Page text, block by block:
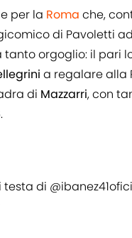
per la Roma che,
di Pavoletti
orgoglio: il pari
a regalare alla
di Mazzarri, con
testa di